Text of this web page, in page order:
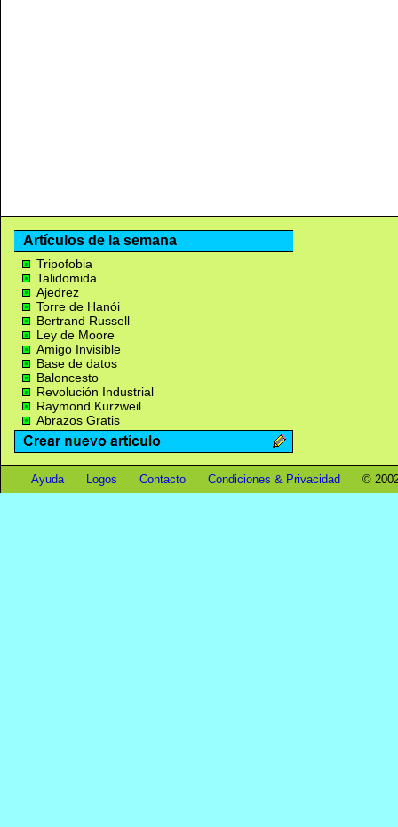
Artículos de la semana
Tripofobia
Talidomida
Ajedrez
Torre de Hanói
Bertrand Russell
Ley de Moore
Amigo Invisible
Base de datos
Baloncesto
Revolución Industrial
Raymond Kurzweil
Abrazos Gratis
Ayuda Logos Contacto Condiciones & Privacidad ©